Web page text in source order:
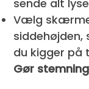
sende alt
Vælg
siddehøjden,
du kigger
Gør